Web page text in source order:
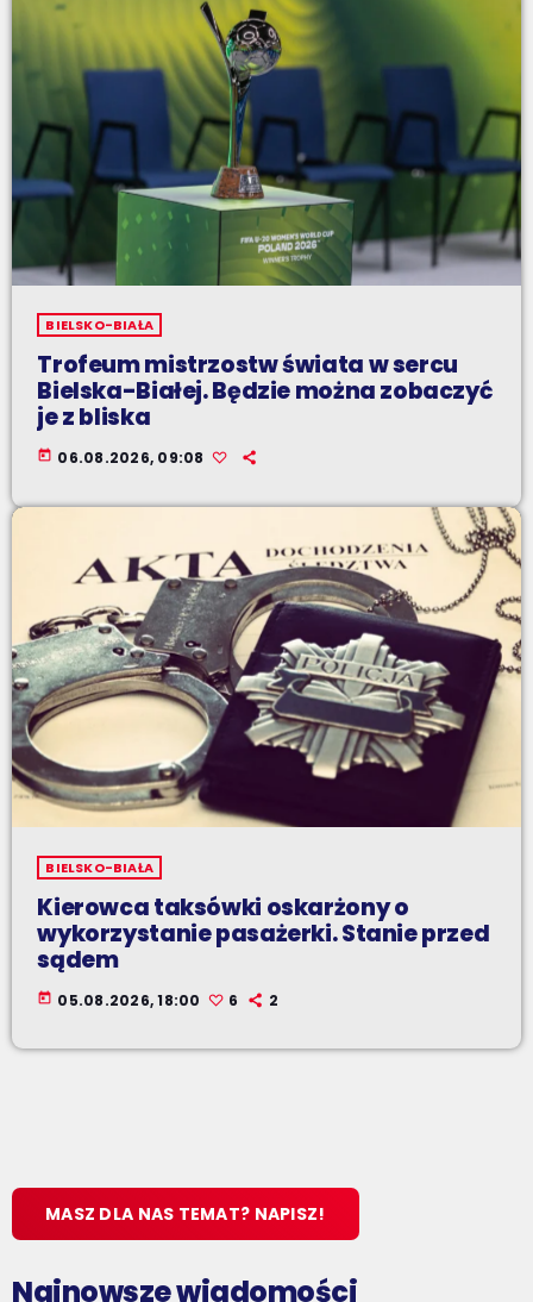
BIELSKO-BIAŁA
Trofeum mistrzostw świata w sercu
Bielska-Białej. Będzie można zobaczyć
je z bliska
today 06.08.2026, 09:08
BIELSKO-BIAŁA
Kierowca taksówki oskarżony o
wykorzystanie pasażerki. Stanie przed
sądem
today 05.08.2026, 18:00 6 2
MASZ DLA NAS TEMAT? NAPISZ!
Najnowsze wiadomości